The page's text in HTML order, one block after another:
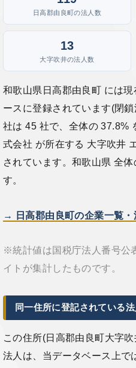
日高郡由良町の法人数
13
大字吹井の法人数
和歌山県日高郡由良町 には
ースに登録されています(閉
社は 45 社で、全体の 37.8%
式会社 が所在する 大字吹井
されています。和歌山県 全
す。
→ 日高郡由良町の企業一覧・
※統計値は国税庁法人番号公
イトが集計したものです。
同一住所に登記されている法
この住所(日高郡由良町大字
法人は、当データベース上で